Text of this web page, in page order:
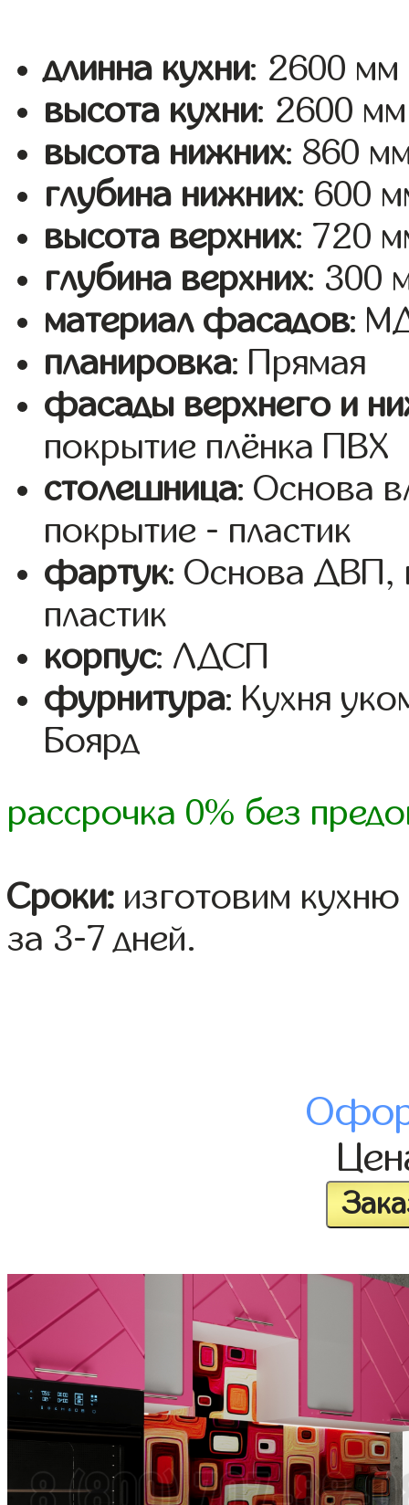
длинна кухни: 2600 мм
высота кухни: 2600 мм
высота нижних: 860
глубина нижних: 600
высота верхних: 720
глубина верхних: 300
материал фасадов:
планировка: Прямая
фасады верхнего и
покрытие плёнка ПВХ
столешница: Основа
покрытие - пластик
фартук: Основа ДВП,
пластик
корпус: ЛДСП
фурнитура: Кухня
Боярд
рассрочка 0% без
Сроки: изготовим
за 3-7 дней.